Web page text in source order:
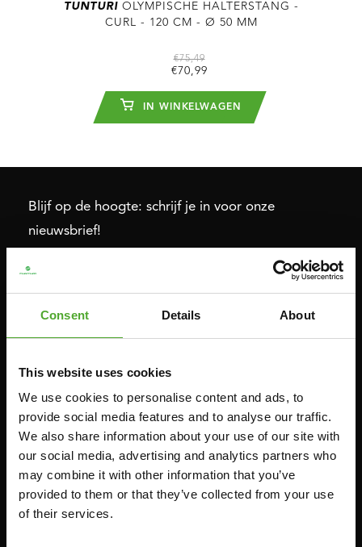
Consent Details About
This website uses cookies
We use cookies to personalise content and ads, to
provide social media features and to analyse our traffic.
We also share information about your use of our site with
our social media, advertising and analytics partners who
may combine it with other information that you’ve
provided to them or that they’ve collected from your use
of their services.
TUNTURIOLYMPISCHE HALTERSTANG -
CURL - 120 CM - Ø 50 MM
€75,49
€70,99
IN WINKELWAGEN
Blijf op de hoogte: schrijf je in voor onze
nieuwsbrief!
HOMETRAINERS
CROSSTRAINERS
SPRINTER BIKES
ROEITRAINERS
LOOPBANDEN
POWER TOWERS
VLAKKE BANKEN
KRACHT STATIONS
SMITH MACHINES
PULLEY STATIONS
VERSTELBARE BANKEN